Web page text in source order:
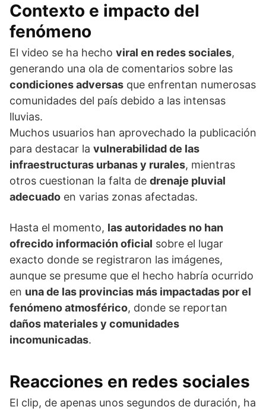
Contexto e impacto del
fenómeno
El video se ha hecho viral en redes sociales,
generando una ola de comentarios sobre las
condiciones adversas que enfrentan numerosas
comunidades del país debido a las intensas
lluvias.
Muchos usuarios han aprovechado la publicación
para destacar la vulnerabilidad de las
infraestructuras urbanas y rurales, mientras
otros cuestionan la falta de drenaje pluvial
adecuado en varias zonas afectadas.
Hasta el momento, las autoridades no han
ofrecido información oficial sobre el lugar
exacto donde se registraron las imágenes,
aunque se presume que el hecho habría ocurrido
en una de las provincias más impactadas por el
fenómeno atmosférico, donde se reportan
daños materiales y comunidades
incomunicadas.
Reacciones en redes sociales
El clip, de apenas unos segundos de duración, ha